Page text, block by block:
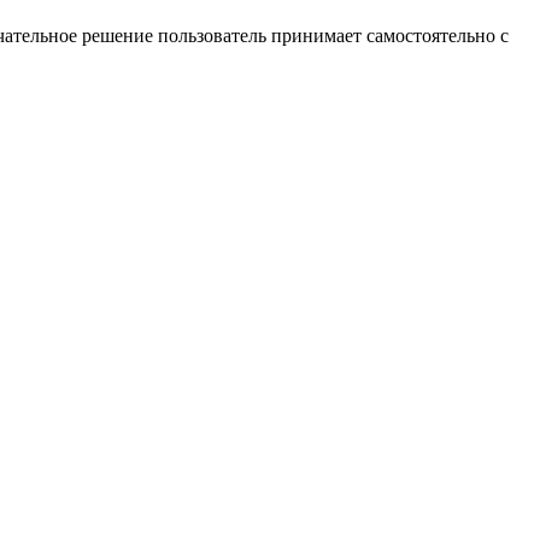
решение пользователь принимает самостоятельно с